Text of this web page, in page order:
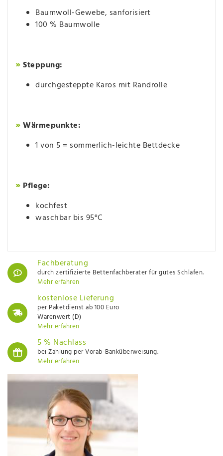
Baumwoll-Gewebe, sanforisiert
100 % Baumwolle
»Steppung:
durchgesteppte Karos mit Randrolle
»Wärmepunkte:
1 von 5 = sommerlich-leichte Bettdecke
» Pflege:
kochfest
waschbar bis 95°C
Fachberatung
durch zertifizierte Bettenfachberater für gutes Schlafen.
Mehr erfahren
kostenlose Lieferung
per Paketdienst ab 100 Euro
Warenwert (D)
Mehr erfahren
5 % Nachlass
bei Zahlung per Vorab-Banküberweisung.
Mehr erfahren